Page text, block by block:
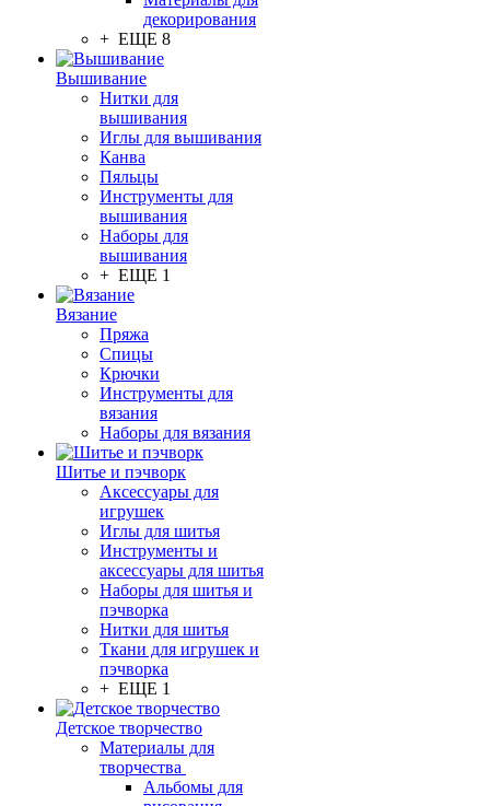
декорирования
+ ЕЩЕ 8
Вышивание
Нитки для
вышивания
Иглы для вышивания
Канва
Пяльцы
Инструменты для
вышивания
Наборы для
вышивания
+ ЕЩЕ 1
Вязание
Пряжа
Спицы
Крючки
Инструменты для
вязания
Наборы для вязания
Шитье и пэчворк
Аксессуары для
игрушек
Иглы для шитья
Инструменты и
аксессуары для шитья
Наборы для шитья и
пэчворка
Нитки для шитья
Ткани для игрушек и
пэчворка
+ ЕЩЕ 1
Детское творчество
Материалы для
творчества
Альбомы для